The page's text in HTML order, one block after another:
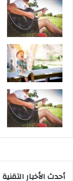
أحدث الأخبار التقنية